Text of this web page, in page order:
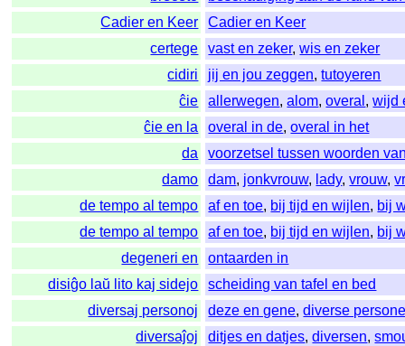
Cadier en Keer
Cadier en Keer
certege
vast en zeker,wis en zeker
cidiri
jij en jou zeggen,tutoyeren
ĉie
allerwegen,alom,overal ,wijd
ĉie en la
overal in de,overal in het
da
voorzetsel tussen woorden
damo
dam, jonkvrouw, lady,vrouw,
de tempo al tempo
af en toe, bij tijd en wijlen, bij
de tempo al tempo
af en toe, bij tijd en wijlen, bij
degeneri en
ontaarden in
disiĝo laŭ lito kaj sidejo
scheiding van tafel en bed
diversaj personoj
deze en gene,diverse
diversaĵoj
ditjes en datjes,diversen,